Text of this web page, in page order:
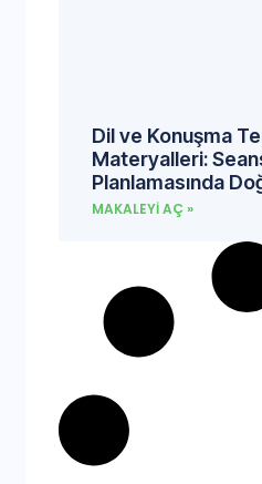
Dil ve Konuşma
Materyalleri:
Planlamasında
MAKALEYI AÇ »